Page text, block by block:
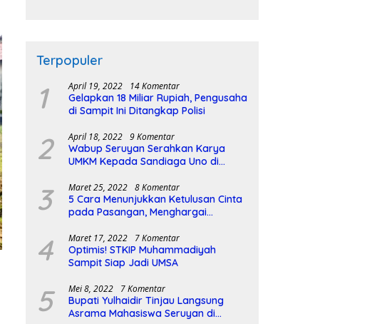
Terpopuler
1 April 19, 2022 14 Komentar
Gelapkan 18 Miliar Rupiah, Pengusaha
di Sampit Ini Ditangkap Polisi
2 April 18, 2022 9 Komentar
Wabup Seruyan Serahkan Karya
UMKM Kepada Sandiaga Uno di
3 Maret 25, 2022 8 Komentar
5 Cara Menunjukkan Ketulusan Cinta
pada Pasangan, Menghargai
4 Maret 17, 2022 7 Komentar
Optimis! STKIP Muhammadiyah
Sampit Siap Jadi UMSA
5 Mei 8, 2022 7 Komentar
Bupati Yulhaidir Tinjau Langsung
Asrama Mahasiswa Seruyan di